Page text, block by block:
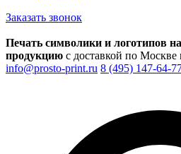
Заказать звонок
Печать символики и логотипов
продукцию с доставкой по
info@prosto-print.ru 8 (495) 147-64-